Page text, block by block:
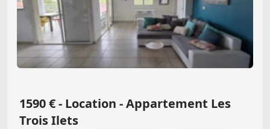
1590 € - Location - Appartement Les
Trois Ilets